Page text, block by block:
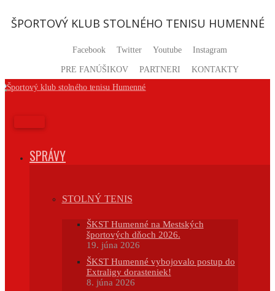
na
obsah
ŠPORTOVÝ KLUB STOLNÉHO TENISU HUMENNÉ
Facebook Twitter Youtube Instagram
PRE FANÚŠIKOV PARTNERI KONTAKTY
SPRÁVY
STOLNÝ TENIS
ŠKST Humenné na Mestských
športových dňoch 2026.
19. júna 2026
ŠKST Humenné vybojovalo postup do
Extraligy dorasteniek!
8. júna 2026